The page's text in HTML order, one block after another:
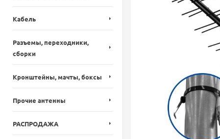
Кабель
Разъемы, переходники,
сборки
Кронштейны, мачты, боксы
Прочие антенны
РАСПРОДАЖА